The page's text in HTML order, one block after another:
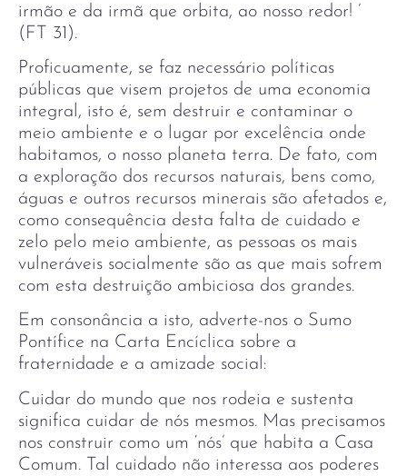
irmão e da irmã que orbita, ao nosso redor! ’
(FT 31).
Proficuamente, se faz necessário políticas
públicas que visem projetos de uma economia
integral, isto é, sem destruir e contaminar o
meio ambiente e o lugar por excelência onde
habitamos, o nosso planeta terra. De fato, com
a exploração dos recursos naturais, bens como,
águas e outros recursos minerais são afetados e,
como consequência desta falta de cuidado e
zelo pelo meio ambiente, as pessoas os mais
vulneráveis socialmente são as que mais sofrem
com esta destruição ambiciosa dos grandes.
Em consonância a isto, adverte-nos o Sumo
Pontífice na Carta Encíclica sobre a
fraternidade e a amizade social:
Cuidar do mundo que nos rodeia e sustenta
significa cuidar de nós mesmos. Mas precisamos
nos construir como um ‘nós’ que habita a Casa
Comum. Tal cuidado não interessa aos poderes